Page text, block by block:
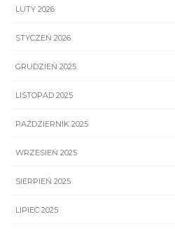
LUTY 2026
STYCZEŃ 2026
GRUDZIEŃ 2025
LISTOPAD 2025
PAŹDZIERNIK 2025
WRZESIEŃ 2025
SIERPIEŃ 2025
LIPIEC 2025